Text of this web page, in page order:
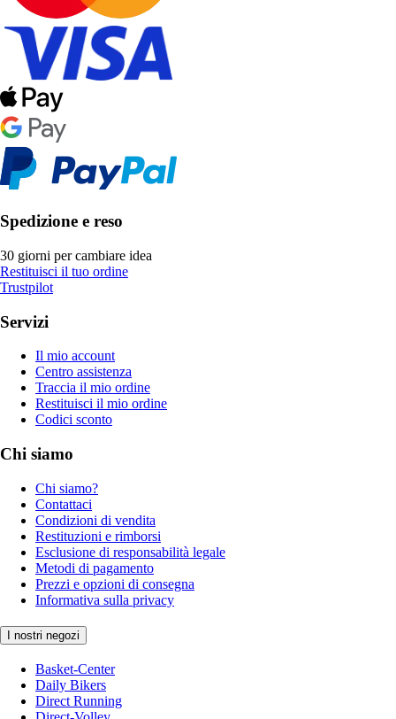
Spedizione e reso
30 giorni per cambiare idea
Restituisci il tuo ordine
Trustpilot
Servizi
Il mio account
Centro assistenza
Traccia il mio ordine
Restituisci il mio ordine
Codici sconto
Chi siamo
Chi siamo?
Contattaci
Condizioni di vendita
Restituzioni e rimborsi
Esclusione di responsabilità legale
Metodi di pagamento
Prezzi e opzioni di consegna
Informativa sulla privacy
I nostri negozi
Basket-Center
Daily Bikers
Direct Running